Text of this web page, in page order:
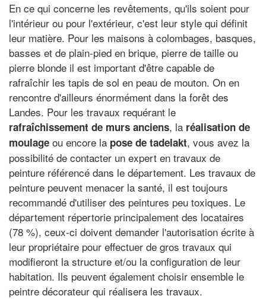
En ce qui concerne les revêtements, qu'ils soient pour
l'intérieur ou pour l'extérieur, c'est leur style qui définit
leur matière. Pour les maisons à colombages, basques,
basses et de plain-pied en brique, pierre de taille ou
pierre blonde il est important d'être capable de
rafraîchir les tapis de sol en peau de mouton. On en
rencontre d'ailleurs énormément dans la forêt des
Landes. Pour les travaux requérant le
rafraîchissement de murs anciens, la réalisation de
moulage ou encore la pose de tadelakt, vous avez la
possibilité de contacter un expert en travaux de
peinture référencé dans le département. Les travaux de
peinture peuvent menacer la santé, il est toujours
recommandé d'utiliser des peintures peu toxiques. Le
département répertorie principalement des locataires
(78 %), ceux-ci doivent demander l'autorisation écrite à
leur propriétaire pour effectuer de gros travaux qui
modifieront la structure et/ou la configuration de leur
habitation. Ils peuvent également choisir ensemble le
peintre décorateur qui réalisera les travaux.